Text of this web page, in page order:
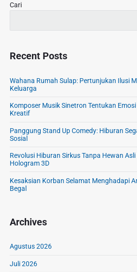
Cari
Recent Posts
Wahana Rumah Sulap: Pertunjukan Ilusi
Keluarga
Komposer Musik Sinetron Tentukan
Kreatif
Panggung Stand Up Comedy: Hiburan
Sosial
Revolusi Hiburan Sirkus Tanpa Hewan
Hologram 3D
Kesaksian Korban Selamat Menghadapi
Begal
Archives
Agustus 2026
Juli 2026